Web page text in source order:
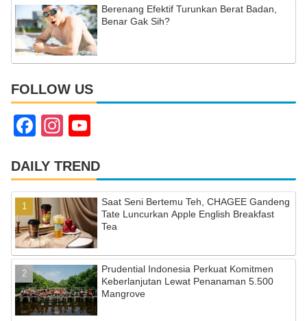
Berenang Efektif Turunkan Berat Badan,
Benar Gak Sih?
FOLLOW US
F
c
e
b
o
o
k
In
a
gr
a
m
u
T
u
b
e
C
h
DAILY TREND
Saat Seni Bertemu Teh, CHAGEE Gandeng
Tate Luncurkan Apple English Breakfast
Tea
Prudential Indonesia Perkuat Komitmen
Keberlanjutan Lewat Penanaman 5.500
Mangrove